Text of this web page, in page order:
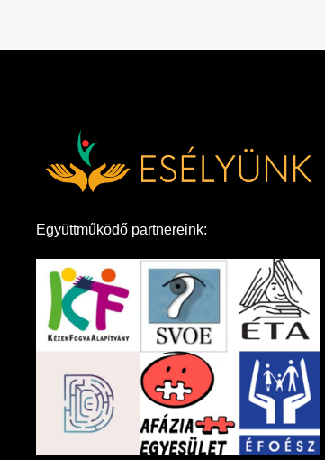
Együttműködő partnereink: